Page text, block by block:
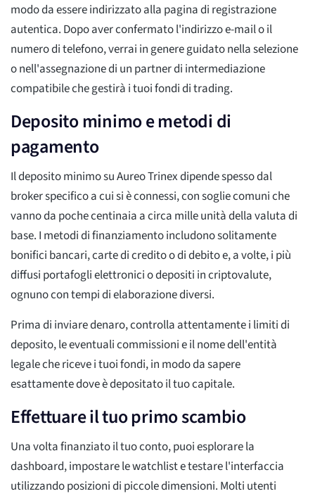
modo da essere indirizzato alla pagina di registrazione
autentica. Dopo aver confermato l'indirizzo e-mail o il
numero di telefono, verrai in genere guidato nella selezione
o nell'assegnazione di un partner di intermediazione
compatibile che gestirà i tuoi fondi di trading.
Deposito minimo e metodi di
pagamento
Il deposito minimo su Aureo Trinex dipende spesso dal
broker specifico a cui si è connessi, con soglie comuni che
vanno da poche centinaia a circa mille unità della valuta di
base. I metodi di finanziamento includono solitamente
bonifici bancari, carte di credito o di debito e, a volte, i più
diffusi portafogli elettronici o depositi in criptovalute,
ognuno con tempi di elaborazione diversi.
Prima di inviare denaro, controlla attentamente i limiti di
deposito, le eventuali commissioni e il nome dell'entità
legale che riceve i tuoi fondi, in modo da sapere
esattamente dove è depositato il tuo capitale.
Effettuare il tuo primo scambio
Una volta finanziato il tuo conto, puoi esplorare la
dashboard, impostare le watchlist e testare l'interfaccia
utilizzando posizioni di piccole dimensioni. Molti utenti